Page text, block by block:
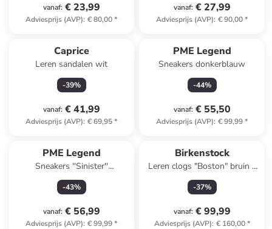
vanaf: € 23,99
Adviesprijs (AVP): € 80,00*
vanaf: € 27,99
Adviesprijs (AVP): € 90,00*
Caprice
Leren sandalen wit
-39%
vanaf: € 41,99
Adviesprijs (AVP): € 69,95*
PME Legend
Sneakers donkerblauw
-44%
vanaf: € 55,50
Adviesprijs (AVP): € 99,99*
PME Legend
Sneakers ''Sinister''
grijs/donkerblauw
-43%
vanaf: € 56,99
Adviesprijs (AVP): € 99,99*
Birkenstock
Leren clogs "Boston" bruin -
wijdte S
-37%
vanaf: € 99,99
Adviesprijs (AVP): € 160,00*